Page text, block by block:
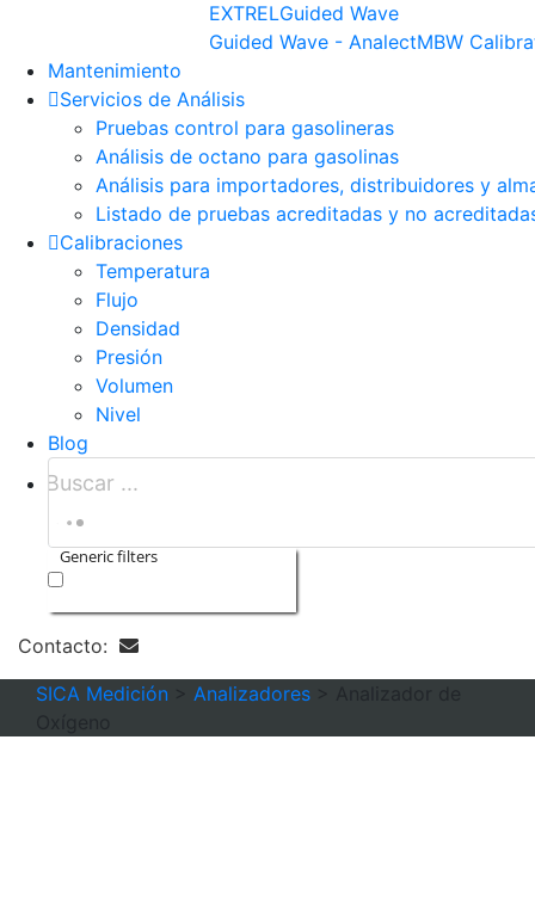
EXTRELGuided Wave
Guided Wave - AnalectMBW
Mantenimiento
Servicios de Análisis
Pruebas control para gasolineras
Análisis de octano para gasolinas
Análisis para importadores, distribuidores y
Listado de pruebas acreditadas y no
Calibraciones
Temperatura
Flujo
Densidad
Presión
Volumen
Nivel
Blog
Generic filters
Contacto:
SICA Medición
Analizadores